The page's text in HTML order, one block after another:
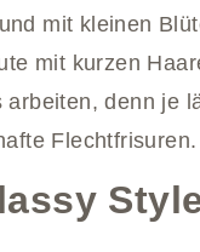
mit kleinen
mit kurzen
arbeiten, denn je
Flechtfrisuren.